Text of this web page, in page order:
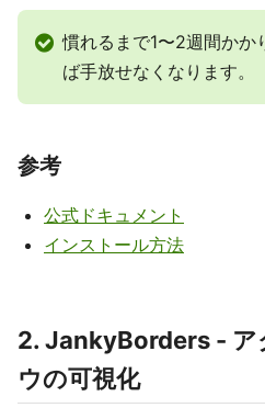
慣れるまで1〜2週間かか
ば手放せなくなります。
参考
公式ドキュメント
インストール方法
2. JankyBorders - ア
ウの可視化